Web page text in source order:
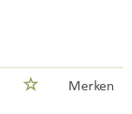
Merken